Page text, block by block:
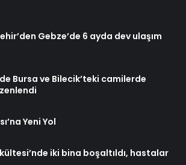
Gebze’de 6 ayda dev ulaşım
Bursa ve Bilecik’teki camilerde
Yeni Yol
iki bina boşaltıldı, hastalar